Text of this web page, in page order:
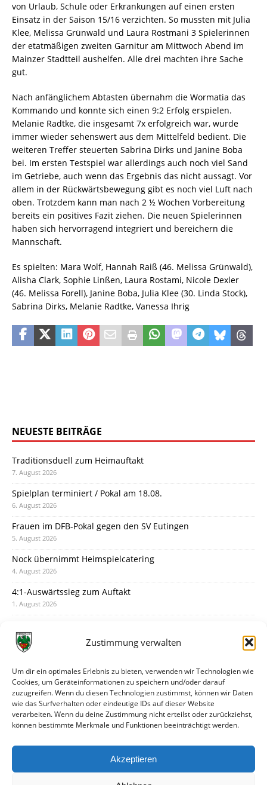
Zustimmung verwalten
Um dir ein optimales Erlebnis zu bieten, verwenden wir Technologien wie
Cookies, um Geräteinformationen zu speichern und/oder darauf
zuzugreifen. Wenn du diesen Technologien zustimmst, können wir Daten
wie das Surfverhalten oder eindeutige IDs auf dieser Website
verarbeiten. Wenn du deine Zustimmung nicht erteilst oder zurückziehst,
können bestimmte Merkmale und Funktionen beeinträchtigt werden.
Akzeptieren
von Urlaub, Schule oder Erkrankungen auf einen ersten
Einsatz in der Saison 15/16 verzichten. So mussten mit Julia
Klee, Melissa Grünwald und Laura Rostmani 3 Spielerinnen
der etatmäßigen zweiten Garnitur am Mittwoch Abend im
Mainzer Stadtteil aushelfen. Alle drei machten ihre Sache
gut.
Nach anfänglichem Abtasten übernahm die Wormatia das
Kommando und konnte sich einen 9:2 Erfolg erspielen.
Melanie Radtke, die insgesamt 7x erfolgreich war, wurde
immer wieder sehenswert aus dem Mittelfeld bedient. Die
weiteren Treffer steuerten Sabrina Dirks und Janine Boba
bei. Im ersten Testspiel war allerdings auch noch viel Sand
im Getriebe, auch wenn das Ergebnis das nicht aussagt. Vor
allem in der Rückwärtsbewegung gibt es noch viel Luft nach
oben. Trotzdem kann man nach 2 ½ Wochen Vorbereitung
bereits ein positives Fazit ziehen. Die neuen Spielerinnen
haben sich hervorragend integriert und bereichern die
Mannschaft.
Es spielten: Mara Wolf, Hannah Raiß (46. Melissa Grünwald),
Alisha Clark, Sophie Linßen, Laura Rostami, Nicole Dexler
(46. Melissa Forell), Janine Boba, Julia Klee (30. Linda Stock),
Sabrina Dirks, Melanie Radtke, Vanessa Ihrig
NEUESTE BEITRÄGE
Traditionsduell zum Heimauftakt
7. August 2026
Spielplan terminiert / Pokal am 18.08.
6. August 2026
Frauen im DFB-Pokal gegen den SV Eutingen
5. August 2026
Nock übernimmt Heimspielcatering
4. August 2026
4:1-Auswärtssieg zum Auftakt
1. August 2026
31. Juli 2026
30. Juli 2026
Deine Spielminute: 89+1
28. Juli 2026
Neuer Rückensponsor
Neue Podcast-Folge: So tickt Björn!
27. Juli 2026